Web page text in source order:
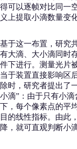
得可以逐帧对比同一
义上提取小滴数量变化
基于这一布置，研究
有大滴、大小滴同时
件下进行。测量光片
当于装置直接影响区
除时，研究者提出了
小滴”：由于只有小
下，每个像素点的平
目的线性指标。由此
降，就可直观判断小